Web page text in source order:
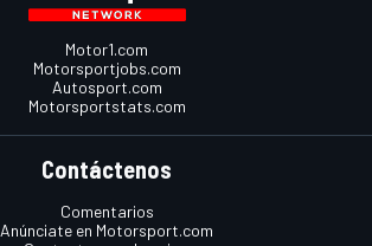
Motor1.com
Motorsportjobs.com
Autosport.com
Motorsportstats.com
Contáctenos
Comentarios
Anúnciate en Motorsport.com